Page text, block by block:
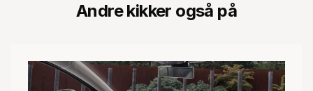
Andre kikker også på